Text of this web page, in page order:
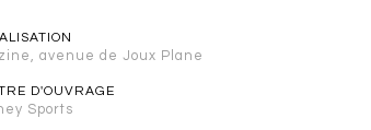
avenue de Joux Plane
D'OUVRAGE
Sports